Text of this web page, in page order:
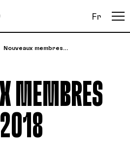
Fr
Nouveaux membres…
MEMBRES